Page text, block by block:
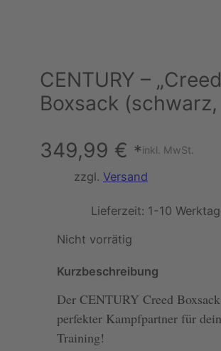
CENTURY –
Boxsack
349,99 € *inkl. MwSt.
zzgl. Versand
Lieferzeit: 1-10
Nicht vorrätig
Kurzbeschreibung
Der CENTURY Creed
perfekter Kampfpartner für dein
Training!